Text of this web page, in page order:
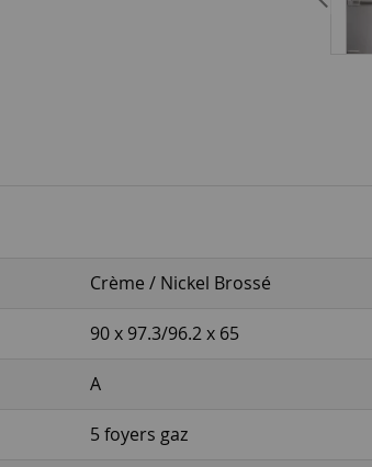
Crème / Nickel Brossé
90 x 97.3/96.2 x 65
A
5 foyers gaz